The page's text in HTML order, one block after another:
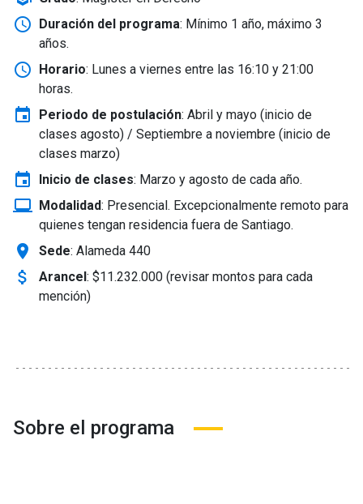
schedule Duración del programa: Mínimo 1 año, máximo 3
años.
schedule Horario: Lunes a viernes entre las 16:10 y 21:00
horas.
event Periodo de postulación: Abril y mayo (inicio de
clases agosto) / Septiembre a noviembre (inicio de
clases marzo)
event Inicio de clases: Marzo y agosto de cada año.
laptop_windows Modalidad: Presencial. Excepcionalmente remoto para
quienes tengan residencia fuera de Santiago.
location_on Sede: Alameda 440
attach_money Arancel: $11.232.000 (revisar montos para cada
mención)
Sobre el programa